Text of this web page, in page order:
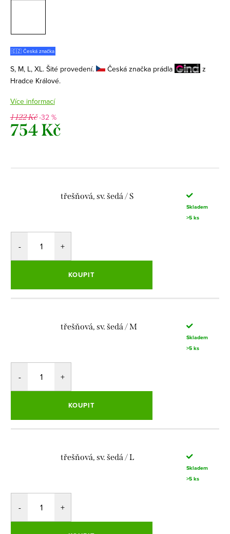
🇨🇿 Česká značka
S, M, L, XL. Šité provedení. Česká značka prádla
z
Hradce Králové.
Více informací
1 122 Kč-32 %
754 Kč
třešňová, sv. šedá / S
Skladem
>5 ks
KOUPIT
třešňová, sv. šedá / M
Skladem
>5 ks
KOUPIT
třešňová, sv. šedá / L
Skladem
>5 ks